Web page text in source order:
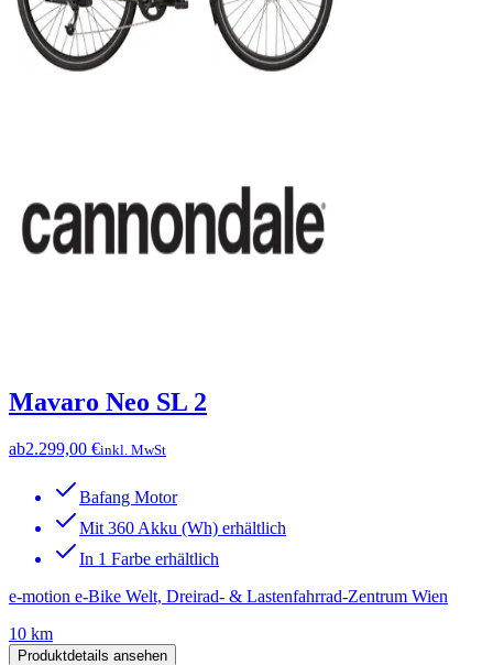
Mavaro Neo SL 2
ab2.299,00 €inkl. MwSt
Bafang Motor
Mit 360 Akku (Wh) erhältlich
In 1 Farbe erhältlich
e-motion e-Bike Welt, Dreirad- & Lastenfahrrad-Zentrum Wien
10 km
Produktdetails ansehen